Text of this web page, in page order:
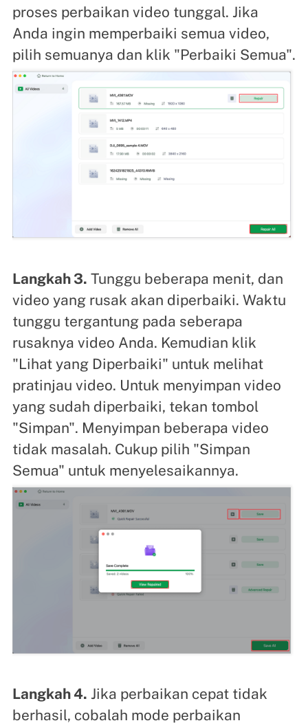
proses perbaikan video tunggal. Jika
Anda ingin memperbaiki semua video,
pilih semuanya dan klik "Perbaiki Semua".
Langkah 3. Tunggu beberapa menit, dan
video yang rusak akan diperbaiki. Waktu
tunggu tergantung pada seberapa
rusaknya video Anda. Kemudian klik
"Lihat yang Diperbaiki" untuk melihat
pratinjau video. Untuk menyimpan video
yang sudah diperbaiki, tekan tombol
"Simpan". Menyimpan beberapa video
tidak masalah. Cukup pilih "Simpan
Semua" untuk menyelesaikannya.
Langkah 4. Jika perbaikan cepat tidak
berhasil, cobalah mode perbaikan